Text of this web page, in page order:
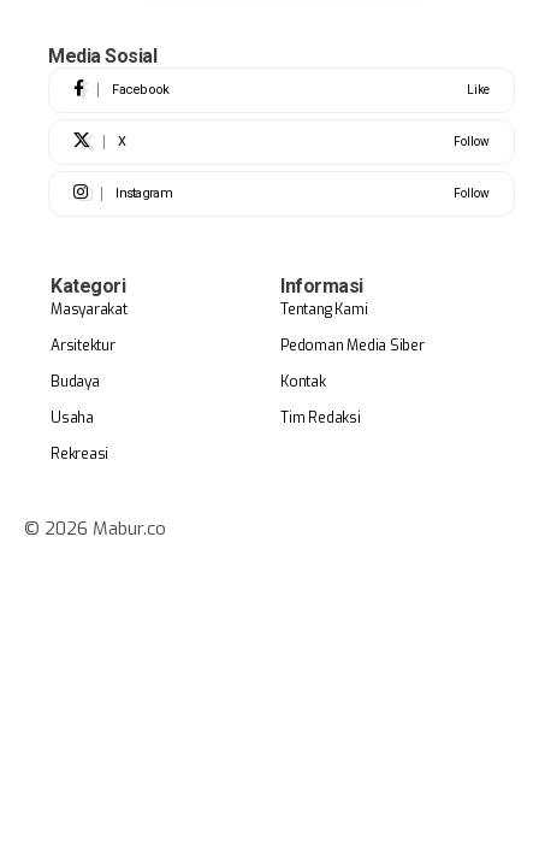
Media Sosial
Facebook Like
X Follow
Instagram Follow
Kategori
Masyarakat
Arsitektur
Budaya
Usaha
Rekreasi
Informasi
Tentang Kami
Pedoman Media Siber
Kontak
Tim Redaksi
© 2026 Mabur.co